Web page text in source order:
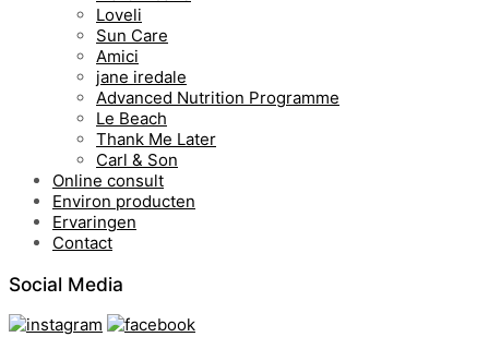
Loveli
Sun Care
Amici
jane iredale
Advanced Nutrition Programme
Le Beach
Thank Me Later
Carl & Son
Online consult
Environ producten
Ervaringen
Contact
Social Media